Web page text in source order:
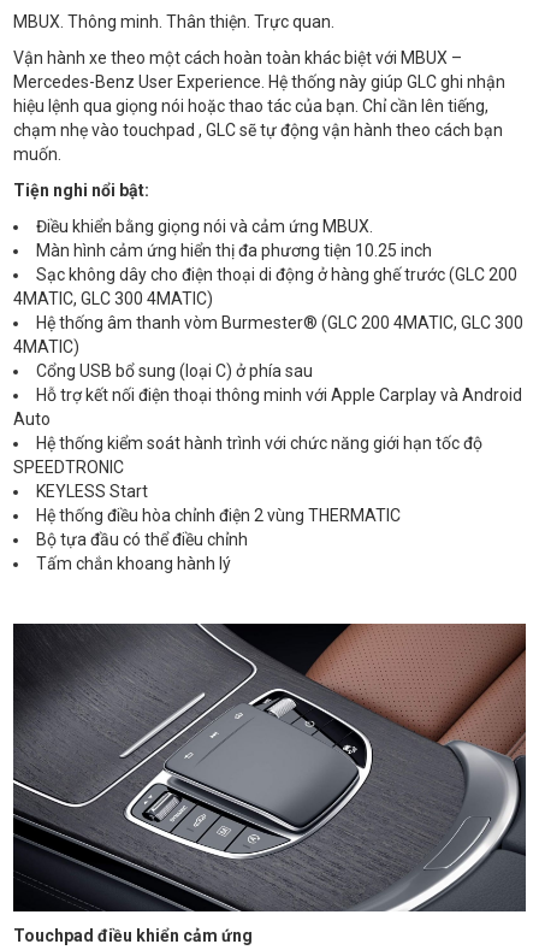
MBUX. Thông minh. Thân thiện. Trực quan.
Vận hành xe theo một cách hoàn toàn khác biệt với MBUX –
Mercedes-Benz User Experience. Hệ thống này giúp GLC ghi nhận
hiệu lệnh qua giọng nói hoặc thao tác của bạn. Chỉ cần lên tiếng,
chạm nhẹ vào touchpad , GLC sẽ tự động vận hành theo cách bạn
muốn.
Tiện nghi nổi bật:
Điều khiển bằng giọng nói và cảm ứng MBUX.
Màn hình cảm ứng hiển thị đa phương tiện 10.25 inch
Sạc không dây cho điện thoại di động ở hàng ghế trước (GLC 200
4MATIC, GLC 300 4MATIC)
Hệ thống âm thanh vòm Burmester® (GLC 200 4MATIC, GLC 300
4MATIC)
Cổng USB bổ sung (loại C) ở phía sau
Hỗ trợ kết nối điện thoại thông minh với Apple Carplay và Android
Auto
Hệ thống kiểm soát hành trình với chức năng giới hạn tốc độ
SPEEDTRONIC
KEYLESS Start
Hệ thống điều hòa chỉnh điện 2 vùng THERMATIC
Bộ tựa đầu có thể điều chỉnh
Tấm chắn khoang hành lý
Touchpad điều khiển cảm ứng